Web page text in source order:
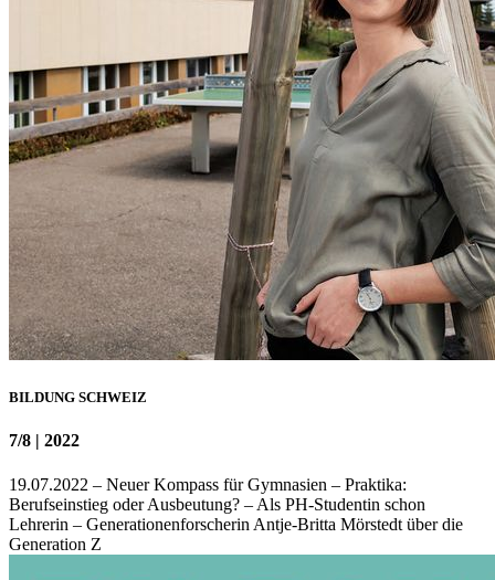
BILDUNG SCHWEIZ
7/8 | 2022
19.07.2022 – Neuer Kompass für Gymnasien – Praktika:
Berufseinstieg oder Ausbeutung? – Als PH-Studentin schon
Lehrerin – Generationenforscherin Antje-Britta Mörstedt über die
Generation Z